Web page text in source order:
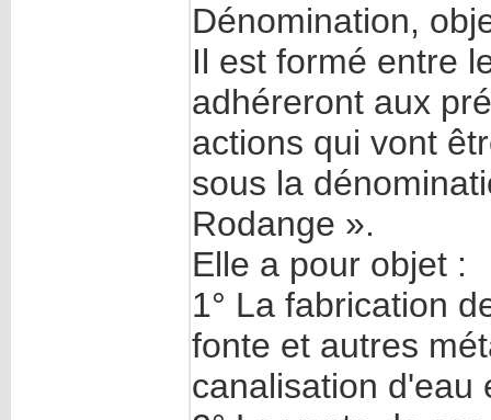
Dénomination,
Il est formé entre
adhéreront aux
actions qui vont
sous la
Rodange ».
Elle a pour objet :
1° La fabrication
fonte et autres
canalisation d'eau